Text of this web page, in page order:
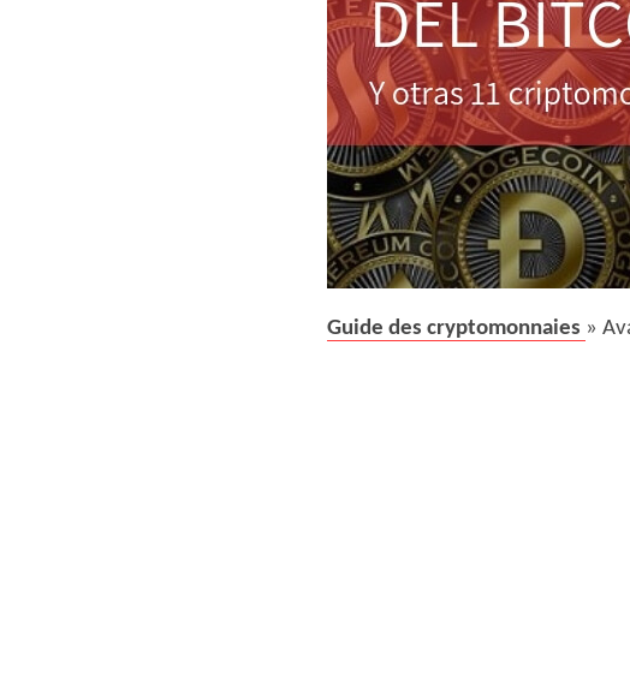
Guide des cryptomonnaies »